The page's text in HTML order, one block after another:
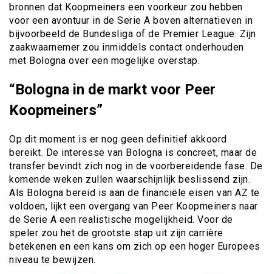
bronnen dat Koopmeiners een voorkeur zou hebben
voor een avontuur in de Serie A boven alternatieven in
bijvoorbeeld de Bundesliga of de Premier League. Zijn
zaakwaarnemer zou inmiddels contact onderhouden
met Bologna over een mogelijke overstap.
“Bologna in de markt voor Peer
Koopmeiners”
Op dit moment is er nog geen definitief akkoord
bereikt. De interesse van Bologna is concreet, maar de
transfer bevindt zich nog in de voorbereidende fase. De
komende weken zullen waarschijnlijk beslissend zijn.
Als Bologna bereid is aan de financiële eisen van AZ te
voldoen, lijkt een overgang van Peer Koopmeiners naar
de Serie A een realistische mogelijkheid. Voor de
speler zou het de grootste stap uit zijn carrière
betekenen en een kans om zich op een hoger Europees
niveau te bewijzen.